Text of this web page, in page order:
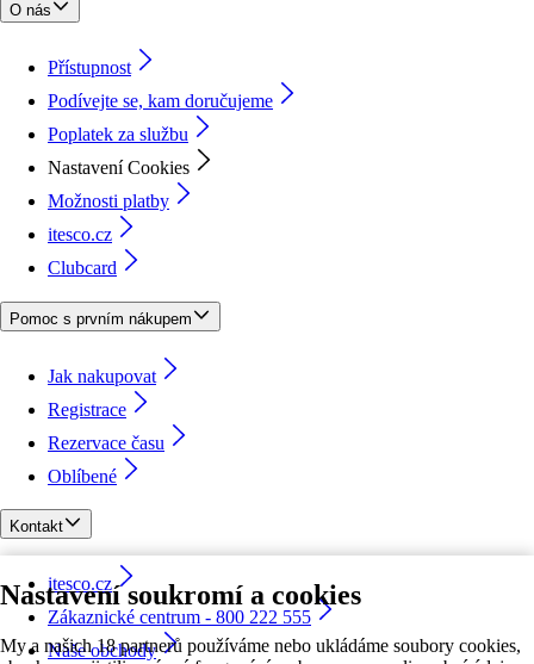
Nastavení soukromí a cookies
My a našich 18 partnerů používáme nebo ukládáme soubory cookies,
O nás
Přístupnost
Podívejte se, kam doručujeme
Poplatek za službu
Nastavení Cookies
Možnosti platby
itesco.cz
Clubcard
Pomoc s prvním nákupem
Jak nakupovat
Registrace
Rezervace času
Oblíbené
Kontakt
itesco.cz
Zákaznické centrum - 800 222 555
Naše obchody